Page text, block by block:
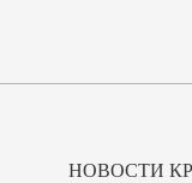
НОВОСТИ